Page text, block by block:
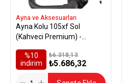
Ayna ve Aksesuarları
Ayna Kolu 105xf Sol
(Kahveci Premium) -
%10
i̇ndirim
₺5.686,32
₺6.318,13